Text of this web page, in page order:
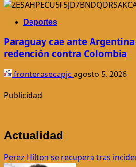
Deportes
Paraguay cae ante
redención contra Colombia
fronterasecapjc agosto 5, 2026
Publicidad
Actualidad
Perez Hilton se recupera tras